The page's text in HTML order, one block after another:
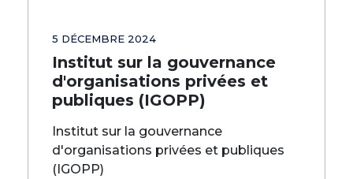
5 DÉCEMBRE 2024
Institut sur la gouvernance
d'organisations privées et
publiques (IGOPP)
Institut sur la gouvernance
d'organisations privées et publiques
(IGOPP)